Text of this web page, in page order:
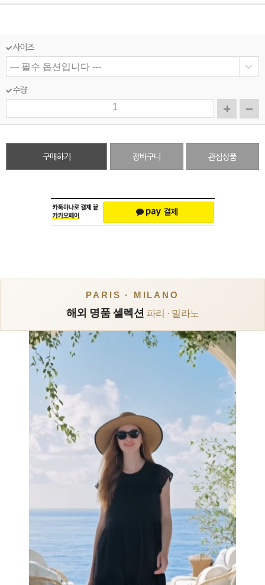
사이즈
수량
구매하기 장바구니 관심상품
PARIS · MILANO
해외 명품 셀렉션 파리 · 밀라노